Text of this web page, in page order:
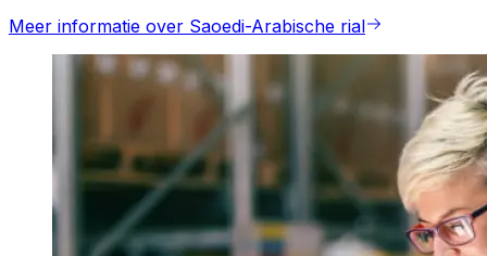
Meer informatie over Saoedi-Arabische rial